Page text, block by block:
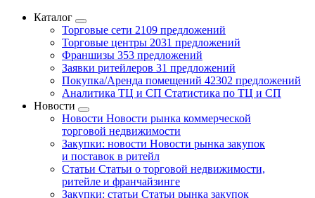
Каталог
Торговые сети 2109 предложений
Торговые центры 2031 предложений
Франшизы 353 предложений
Заявки ритейлеров 31 предложений
Покупка/Аренда помещений 42302 предложений
Аналитика ТЦ и СП Статистика по ТЦ и СП
Новости
Новости Новости рынка коммерческой
торговой недвижимости
Закупки: новости Новости рынка закупок
и поставок в ритейл
Статьи Статьи о торговой недвижимости,
ритейле и франчайзинге
Закупки: статьи Статьи рынка закупок